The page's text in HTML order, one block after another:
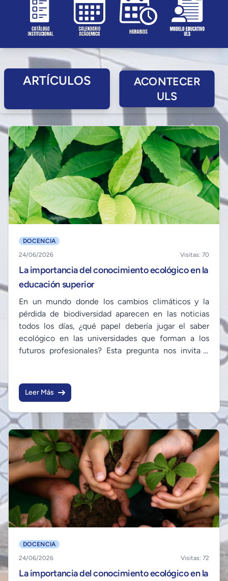
ARTÍCULOS ACONTECER
ULS
DOCENCIA
24/06/2026
Visitas: 70
La importancia del conocimiento ecológico en la
educación superior
En un mundo donde los cambios climáticos y la
pérdida de biodiversidad aparecen en las noticias
todos los días, ¿qué papel debería jugar el saber
ecológico en las universidades que forman a los
futuros profesionales? Esta pregunta nos invita a
teorías, sino también se entiende la relación entre el
ser humano y su entorno natural.
Leer Más
DOCENCIA
24/06/2026
Visitas: 72
La importancia del conocimiento ecológico en la